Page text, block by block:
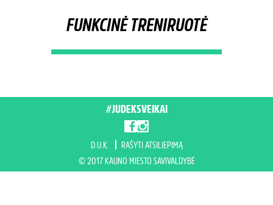
FUNKCINĖ TRENIRUOTĖ
#JUDEKSVEIKAI
D.U.K.
RAŠYTI ATSILIEPIMĄ
© 2017 KAUNO MIESTO SAVIVALDYBĖ